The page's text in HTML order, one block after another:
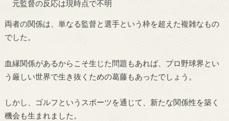
元監督の反応は現時点で不明
両者の関係は、単なる監督と選手という枠を超えた複雑なもの
でした。
血縁関係があるからこそ生じた問題もあれば、プロ野球界とい
う厳しい世界で生き抜くための葛藤もあったでしょう。
しかし、ゴルフというスポーツを通じて、新たな関係性を築く
機会も生まれました。